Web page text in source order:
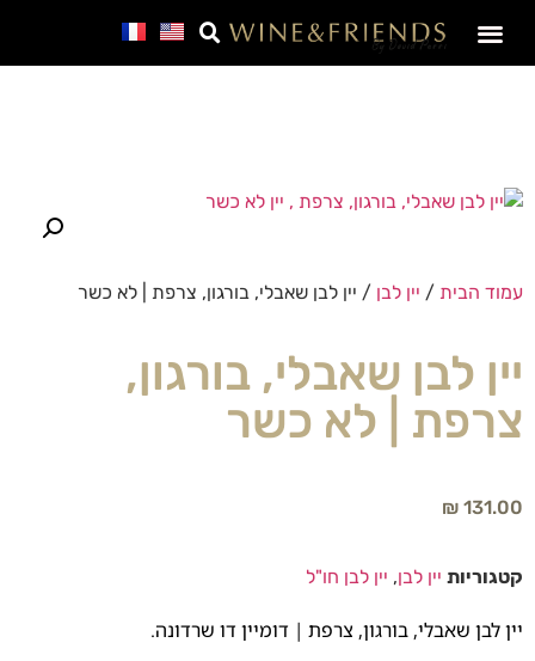
עמוד הבית / יין לבן / יין לבן שאבלי, בורגון, צרפת | לא כשר
יין לבן שאבלי, בורגון,
צרפת | לא כשר
₪ 131.00
קטגוריות יין לבן, יין לבן חו"ל
יין לבן שאבלי, בורגון, צרפת | דומיין דו שרדונה.